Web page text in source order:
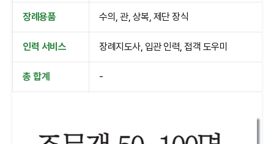
장례용품 수의, 관, 상복, 제단 장식
인력 서비스 장례지도사, 입관 인력, 접객 도우미
총 합계 -